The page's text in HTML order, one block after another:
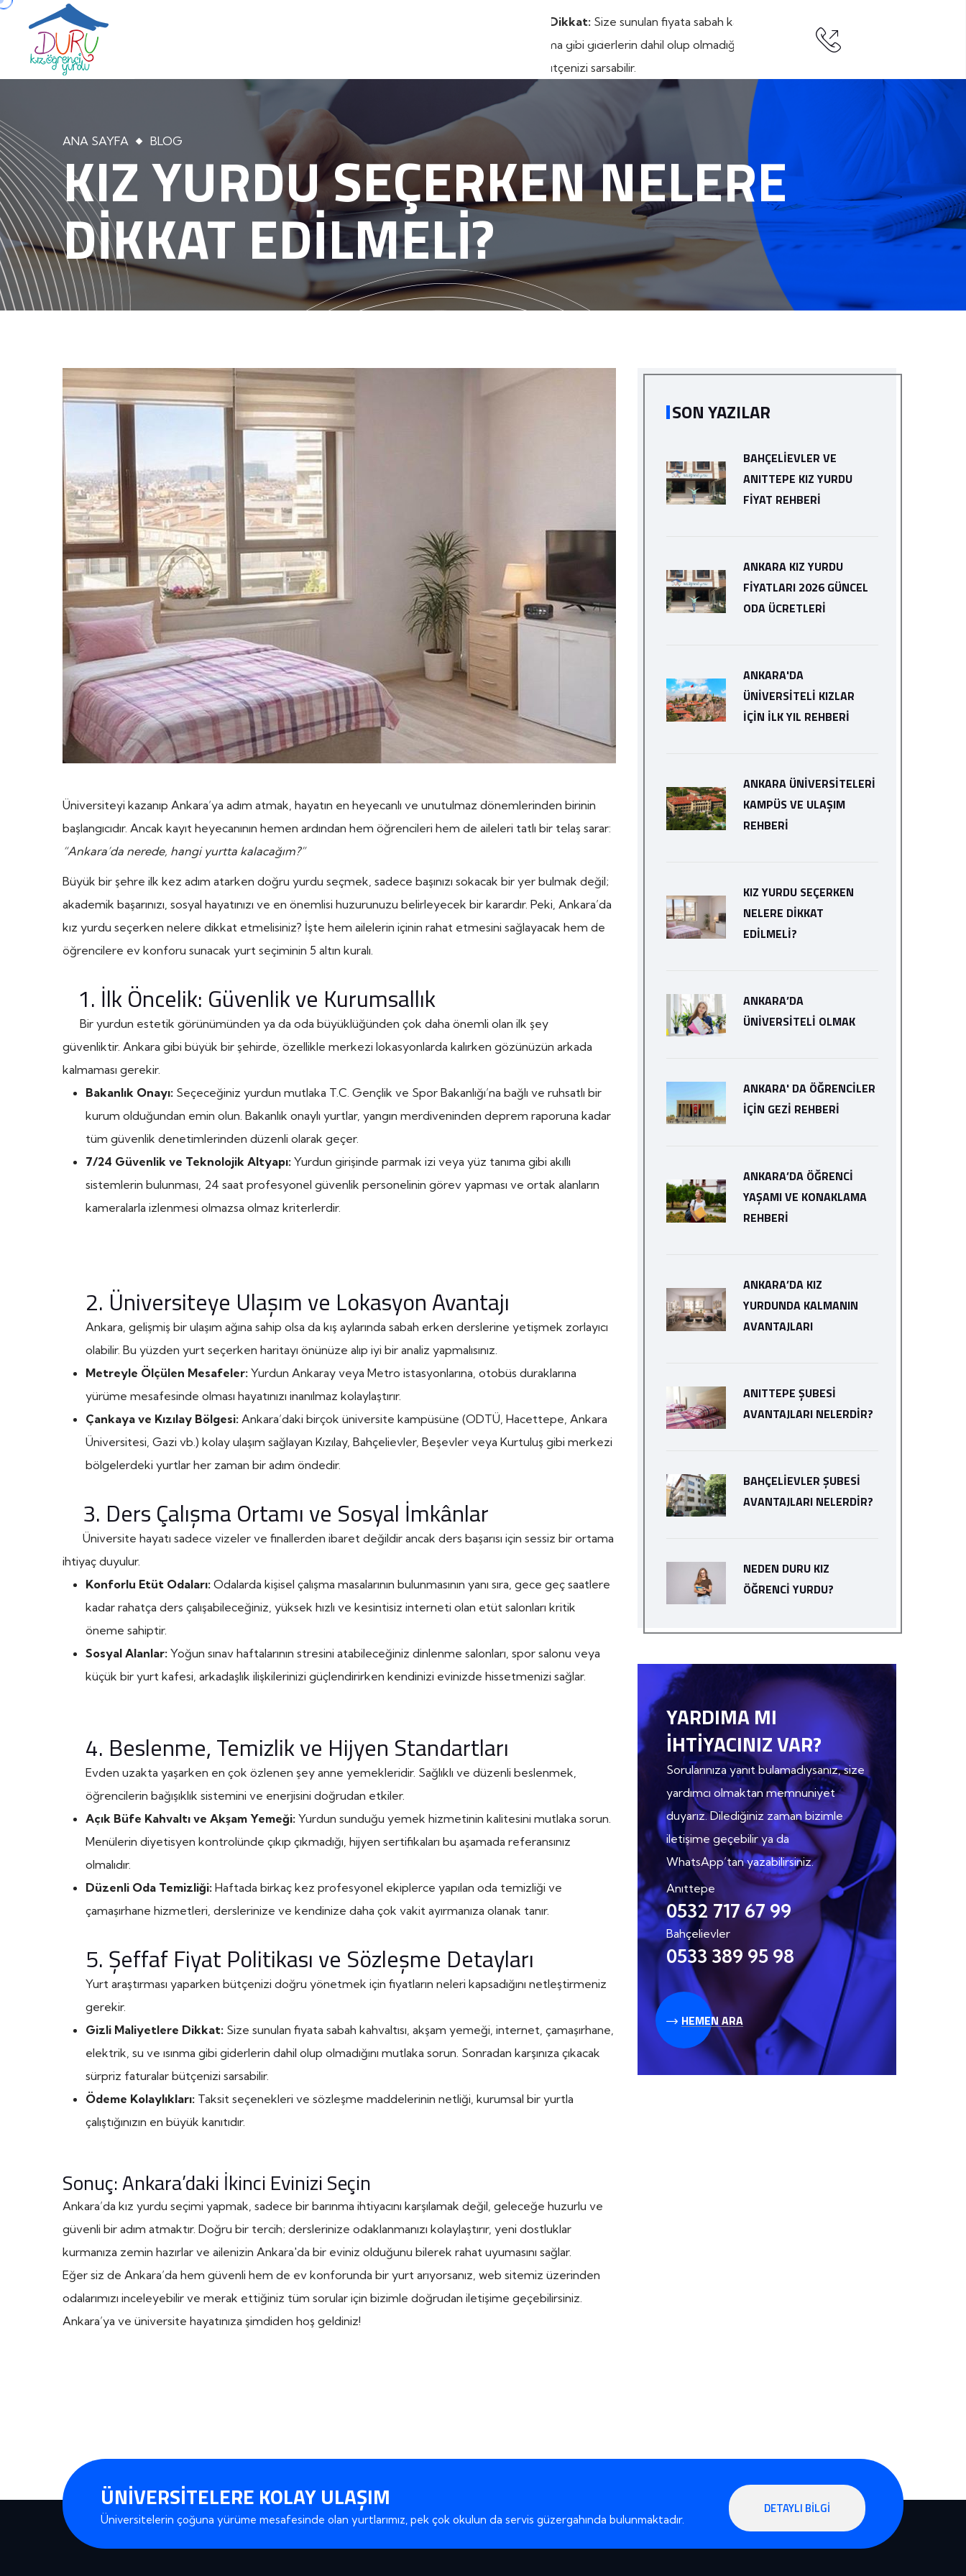
İLETIŞIM
ANA SAYFA BLOG
KIZ YURDU SEÇERKEN NELERE
DIKKAT EDILMELI?
Üniversiteyi kazanıp Ankara’ya adım atmak, hayatın en heyecanlı ve unutulmaz dönemlerinden birinin
başlangıcıdır. Ancak kayıt heyecanının hemen ardından hem öğrencileri hem de aileleri tatlı bir telaş sarar:
“Ankara’da nerede, hangi yurtta kalacağım?”
Büyük bir şehre ilk kez adım atarken doğru yurdu seçmek, sadece başınızı sokacak bir yer bulmak değil;
akademik başarınızı, sosyal hayatınızı ve en önemlisi huzurunuzu belirleyecek bir karardır. Peki, Ankara’da
kız yurdu seçerken nelere dikkat etmelisiniz? İşte hem ailelerin içinin rahat etmesini sağlayacak hem de
öğrencilere ev konforu sunacak yurt seçiminin 5 altın kuralı.
1. İlk Öncelik: Güvenlik ve Kurumsallık
Bir yurdun estetik görünümünden ya da oda büyüklüğünden çok daha önemli olan ilk şey
güvenliktir. Ankara gibi büyük bir şehirde, özellikle merkezi lokasyonlarda kalırken gözünüzün arkada
kalmaması gerekir.
Bakanlık Onayı: Seçeceğiniz yurdun mutlaka T.C. Gençlik ve Spor Bakanlığı’na bağlı ve ruhsatlı bir
kurum olduğundan emin olun. Bakanlık onaylı yurtlar, yangın merdiveninden deprem raporuna kadar
tüm güvenlik denetimlerinden düzenli olarak geçer.
7/24 Güvenlik ve Teknolojik Altyapı: Yurdun girişinde parmak izi veya yüz tanıma gibi akıllı
sistemlerin bulunması, 24 saat profesyonel güvenlik personelinin görev yapması ve ortak alanların
kameralarla izlenmesi olmazsa olmaz kriterlerdir.
2. Üniversiteye Ulaşım ve Lokasyon Avantajı
Ankara, gelişmiş bir ulaşım ağına sahip olsa da kış aylarında sabah erken derslerine yetişmek zorlayıcı
olabilir. Bu yüzden yurt seçerken haritayı önünüze alıp iyi bir analiz yapmalısınız.
Metreyle Ölçülen Mesafeler: Yurdun Ankaray veya Metro istasyonlarına, otobüs duraklarına
yürüme mesafesinde olması hayatınızı inanılmaz kolaylaştırır.
Çankaya ve Kızılay Bölgesi: Ankara’daki birçok üniversite kampüsüne (ODTÜ, Hacettepe, Ankara
Üniversitesi, Gazi vb.) kolay ulaşım sağlayan Kızılay, Bahçelievler, Beşevler veya Kurtuluş gibi merkezi
bölgelerdeki yurtlar her zaman bir adım öndedir.
3. Ders Çalışma Ortamı ve Sosyal İmkânlar
Üniversite hayatı sadece vizeler ve finallerden ibaret değildir ancak ders başarısı için sessiz bir ortama
ihtiyaç duyulur.
Konforlu Etüt Odaları: Odalarda kişisel çalışma masalarının bulunmasının yanı sıra, gece geç saatlere
kadar rahatça ders çalışabileceğiniz, yüksek hızlı ve kesintisiz interneti olan etüt salonları kritik
öneme sahiptir.
Sosyal Alanlar: Yoğun sınav haftalarının stresini atabileceğiniz dinlenme salonları, spor salonu veya
küçük bir yurt kafesi, arkadaşlık ilişkilerinizi güçlendirirken kendinizi evinizde hissetmenizi sağlar.
4. Beslenme, Temizlik ve Hijyen Standartları
Evden uzakta yaşarken en çok özlenen şey anne yemekleridir. Sağlıklı ve düzenli beslenmek,
öğrencilerin bağışıklık sistemini ve enerjisini doğrudan etkiler.
Açık Büfe Kahvaltı ve Akşam Yemeği: Yurdun sunduğu yemek hizmetinin kalitesini mutlaka sorun.
Menülerin diyetisyen kontrolünde çıkıp çıkmadığı, hijyen sertifikaları bu aşamada referansınız
olmalıdır.
Düzenli Oda Temizliği: Haftada birkaç kez profesyonel ekiplerce yapılan oda temizliği ve
çamaşırhane hizmetleri, derslerinize ve kendinize daha çok vakit ayırmanıza olanak tanır.
5. Şeffaf Fiyat Politikası ve Sözleşme Detayları
Yurt araştırması yaparken bütçenizi doğru yönetmek için fiyatların neleri kapsadığını netleştirmeniz
gerekir.
Gizli Maliyetlere Dikkat: Size sunulan fiyata sabah kahvaltısı, akşam yemeği, internet, çamaşırhane,
elektrik, su ve ısınma gibi giderlerin dahil olup olmadığını mutlaka sorun. Sonradan karşınıza çıkacak
sürpriz faturalar bütçenizi sarsabilir.
Ödeme Kolaylıkları: Taksit seçenekleri ve sözleşme maddelerinin netliği, kurumsal bir yurtla
çalıştığınızın en büyük kanıtıdır.
Sonuç: Ankara’daki İkinci Evinizi Seçin
Ankara’da kız yurdu seçimi yapmak, sadece bir barınma ihtiyacını karşılamak değil, geleceğe huzurlu ve
güvenli bir adım atmaktır. Doğru bir tercih; derslerinize odaklanmanızı kolaylaştırır, yeni dostluklar
kurmanıza zemin hazırlar ve ailenizin Ankara'da bir eviniz olduğunu bilerek rahat uyumasını sağlar.
Eğer siz de Ankara’da hem güvenli hem de ev konforunda bir yurt arıyorsanız, web sitemiz üzerinden
odalarımızı inceleyebilir ve merak ettiğiniz tüm sorular için bizimle doğrudan iletişime geçebilirsiniz.
Ankara’ya ve üniversite hayatınıza şimdiden hoş geldiniz!
SON YAZILAR
BAHÇELIEVLER VE
ANITTEPE KIZ YURDU
FIYAT REHBERI
ANKARA KIZ YURDU
FIYATLARI 2026 GÜNCEL
ODA ÜCRETLERI
ANKARA'DA
ÜNIVERSITELI KIZLAR
İÇIN İLK YIL REHBERI
ANKARA ÜNIVERSITELERI
KAMPÜS VE ULAŞIM
REHBERI
KIZ YURDU SEÇERKEN
NELERE DIKKAT
EDILMELI?
ANKARA’DA
ÜNIVERSITELI OLMAK
ANKARA' DA ÖĞRENCILER
İÇIN GEZI REHBERI
ANKARA’DA ÖĞRENCI
YAŞAMI VE KONAKLAMA
REHBERI
ANKARA’DA KIZ
YURDUNDA KALMANIN
AVANTAJLARI
ANITTEPE ŞUBESI
AVANTAJLARI NELERDIR?
BAHÇELIEVLER ŞUBESI
AVANTAJLARI NELERDIR?
NEDEN DURU KIZ
ÖĞRENCI YURDU?
YARDIMA MI
İHTIYACINIZ VAR?
Sorularınıza yanıt bulamadıysanız, size
yardımcı olmaktan memnuniyet
duyarız. Dilediğiniz zaman bizimle
iletişime geçebilir ya da
WhatsApp’tan yazabilirsiniz.
Anıttepe
0532 717 67 99
Bahçelievler
0533 389 95 98
HEMEN ARA
ÜNIVERSITELERE KOLAY ULAŞIM
Üniversitelerin çoğuna yürüme mesafesinde olan yurtlarımız, pek çok okulun da servis güzergahında bulunmaktadır.
DETAYLI BILGI